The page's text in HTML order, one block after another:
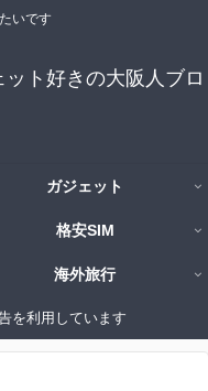
いです
ト好きの大阪人ブロ
ガジェット
格安SIM
海外旅行
を利用しています